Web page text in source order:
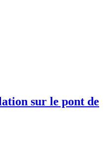
sur le pont de